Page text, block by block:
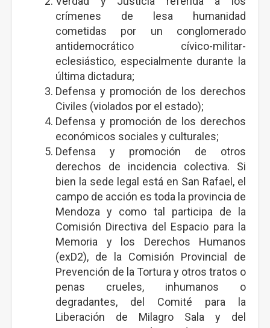
crímenes de lesa humanidad
cometidas por un conglomerado
antidemocrático cívico-militar-
eclesiástico, especialmente durante la
última dictadura;
Defensa y promoción de los derechos
Civiles (violados por el estado);
Defensa y promoción de los derechos
económicos sociales y culturales;
Defensa y promoción de otros
derechos de incidencia colectiva. Si
bien la sede legal está en San Rafael, el
campo de acción es toda la provincia de
Mendoza y como tal participa de la
Comisión Directiva del Espacio para la
Memoria y los Derechos Humanos
(exD2), de la Comisión Provincial de
Prevención de la Tortura y otros tratos o
penas crueles, inhumanos o
degradantes, del Comité para la
Liberación de Milagro Sala y del